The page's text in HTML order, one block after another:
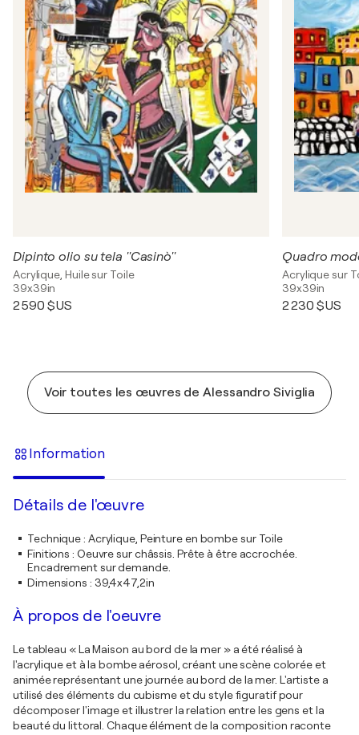
Dipinto olio su tela ''Casinò''
Acrylique, Huile sur Toile
39x39in
2 590 $US
Acrylique sur
39x39in
2 230 $US
Voir toutes les œuvres de Alessandro Siviglia
Information
Détails de l'œuvre
Technique: Acrylique, Peinture en bombe sur Toile
Finitions : Oeuvre sur châssis. Prête à être accrochée.
Encadrement sur demande.
Dimensions : 39,4x47,2in
À propos de l'oeuvre
Le tableau « La Maison au bord de la mer » a été réalisé à
l'acrylique et à la bombe aérosol, créant une scène colorée et
animée représentant une journée au bord de la mer. L'artiste a
utilisé des éléments du cubisme et du style figuratif pour
décomposer l'image et illustrer la relation entre les gens et la
beauté du littoral. Chaque élément de la composition raconte